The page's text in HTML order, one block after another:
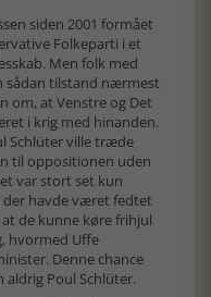
siden 2001 formået
Folkeparti i et
Men folk med
sådan tilstand nærmest
om, at Venstre og Det
i krig med hinanden.
Schlüter ville træde
til oppositionen uden
var stort set kun
havde været fedtet
de kunne køre frihjul
hvormed Uffe
Denne chance
Poul Schlüter.